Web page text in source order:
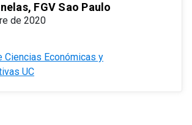
FGV Sao Paulo
de 2020
Ciencias Económicas y
UC